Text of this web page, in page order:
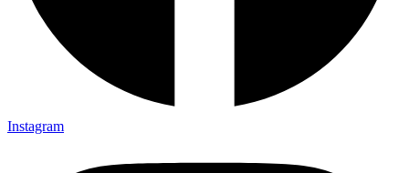
Instagram